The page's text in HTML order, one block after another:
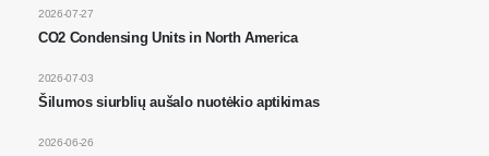
CO2 Condensing Units in North America
2026-07-27
Šilumos siurblių aušalo nuotėkio aptikimas
2026-07-03
2026-06-26
Wechat
R290 jutiklis
R454B jutiklis